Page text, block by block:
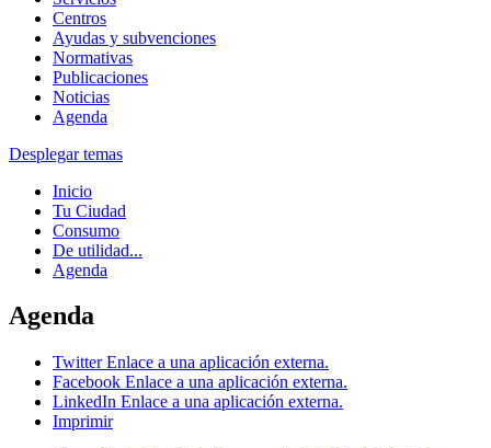
Centros
Ayudas y subvenciones
Normativas
Publicaciones
Noticias
Agenda
Desplegar temas
Inicio
Tu Ciudad
Consumo
De utilidad...
Agenda
Agenda
Twitter Enlace a una aplicación externa.
Facebook Enlace a una aplicación externa.
LinkedIn Enlace a una aplicación externa.
Imprimir